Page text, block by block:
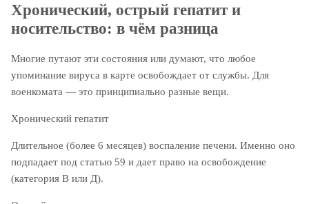
Хронический, острый гепатит и
носительство: в чём разница
Многие путают эти состояния или думают, что любое
упоминание вируса в карте освобождает от службы. Для
военкомата — это принципиально разные вещи.
Хронический гепатит
Длительное (более 6 месяцев) воспаление печени. Именно оно
подпадает под статью 59 и дает право на освобождение
(категория В или Д).